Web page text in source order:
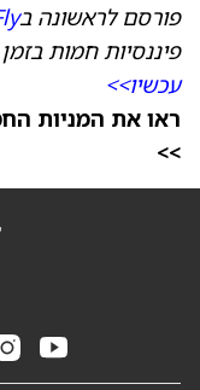
פורסם לראשונה ב
פיננסיות חמות
עכשיו>>
>>